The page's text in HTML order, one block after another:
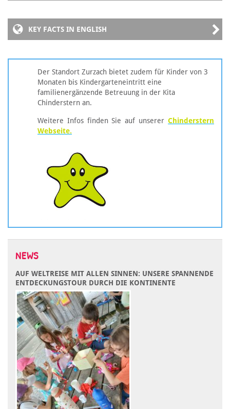
KEY FACTS IN ENGLISH
Der Standort Zurzach bietet zudem für Kinder von 3
Monaten bis Kindergarteneintritt eine
familienergänzende Betreuung in der Kita
Chinderstern an.
Weitere Infos finden Sie auf unserer Chinderstern
Webseite.
NEWS
AUF WELTREISE MIT ALLEN SINNEN: UNSERE SPANNENDE
ENTDECKUNGSTOUR DURCH DIE KONTINENTE